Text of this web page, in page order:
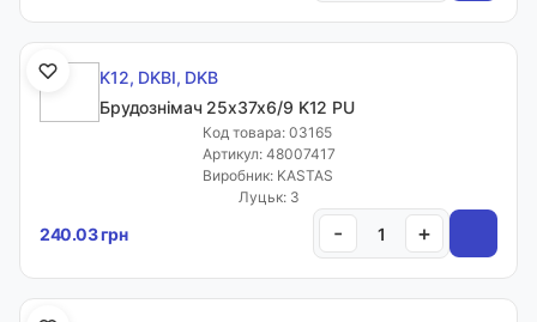
K12, DKBI, DKB
Брудознімач 25х37х6/9 K12 PU
Код товара: 03165
Артикул: 48007417
Виробник: KASTAS
Луцьк: 3
240.03 грн - +